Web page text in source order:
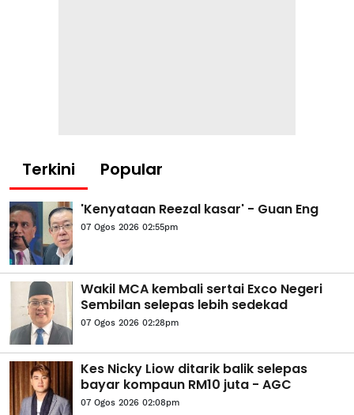
Terkini Popular
'Kenyataan Reezal kasar' - Guan Eng
07 Ogos 2026 02:55pm
Wakil MCA kembali sertai Exco Negeri
Sembilan selepas lebih sedekad
07 Ogos 2026 02:28pm
Kes Nicky Liow ditarik balik selepas
bayar kompaun RM10 juta - AGC
07 Ogos 2026 02:08pm